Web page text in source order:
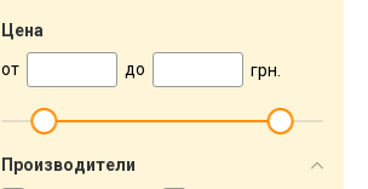
Цена
от
до грн.
Производители